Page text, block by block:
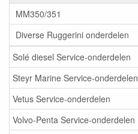
MM350/351
Diverse Ruggerini onderdelen
Solé diesel Service-onderdelen
Steyr Marine Service-onderdelen
Vetus Service-onderdelen
Volvo-Penta Service-onderdelen